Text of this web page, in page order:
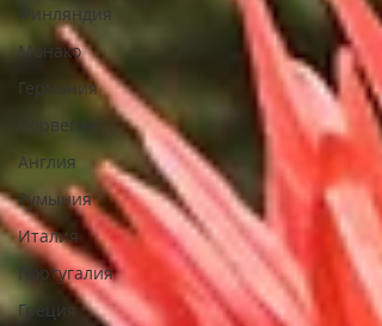
Финляндия
Moнако
Германия
Норвегия
Англия
Румыния
Италия
Португалия
Греция